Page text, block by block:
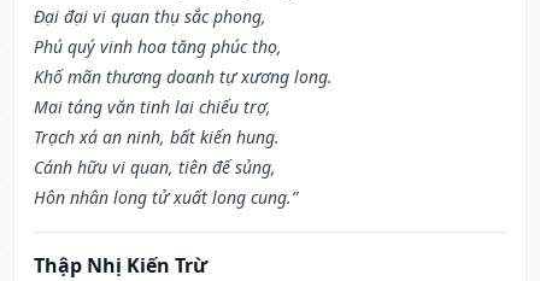
Đại đại vi quan thụ sắc phong,
Phú quý vinh hoa tăng phúc thọ,
Khố mãn thương doanh tự xương long.
Mai táng văn tinh lai chiếu trợ,
Trạch xá an ninh, bất kiến hung.
Cánh hữu vi quan, tiên đế sủng,
Hôn nhân long tử xuất long cung.”
Thập Nhị Kiến Trừ